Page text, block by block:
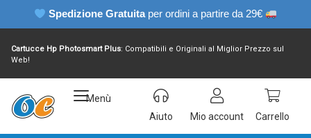
Spedizione Gratuita per ordini a partire da 29€
Cartucce Hp Photosmart Plus: Compatibili e Originali al Miglior Prezzo sul
Web!
Menù
Aiuto
Mio account Carrello